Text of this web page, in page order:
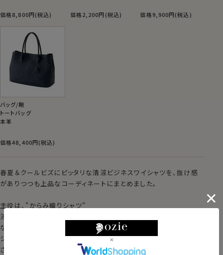
価格8,800円(税込) 価格2,200円(税込) 価格9,900円(税込)
バッグ/鞄
トートバッグ
本革
価格48,400円(税込)
春夏＆クールビズにピッタリな清涼ビジネスワイシャツを、抜け感
がありつつも上品なコーディネートにまとめました。
主役は、”からみ織りシャツ”
涼しい春夏素材ビジネスシャツといえばこれ！
なぜなら、メッシュ状の織で風が通るから。これが快適なんです。
シャリ感があり肌に張り付きにくいのも魅力。
さらに、綿100％素材使用だから、ビジネススタイルに馴染む。